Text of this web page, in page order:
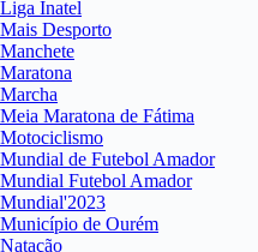
Liga Inatel
Mais Desporto
Manchete
Maratona
Marcha
Meia Maratona de Fátima
Motociclismo
Mundial de Futebol Amador
Mundial Futebol Amador
Mundial'2023
Município de Ourém
Natação